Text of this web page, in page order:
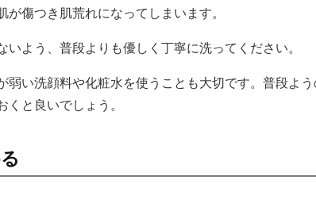
が傷つき肌荒れになってしまいます。
いよう、普段よりも優しく丁寧に洗ってください。
弱い洗顔料や化粧水を使うことも大切です。普段よ
くと良いでしょう。